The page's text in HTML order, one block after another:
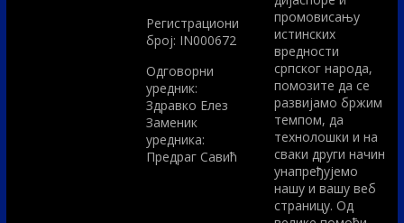
Регистрациони
број: IN000672
Одговорни
уредник:
Здравко Елез
Заменик
уредника:
Предраг Савић
промовисању
истинских
вредности
српског народа,
помозите да се
развијамо бржим
темпом, да
технолошки и на
сваки други начин
унапређујемо
нашу и вашу веб
страницу. Од